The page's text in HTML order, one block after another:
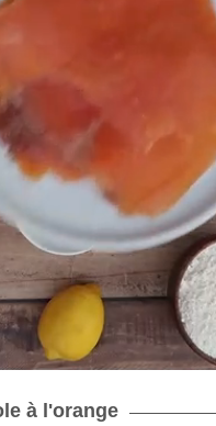
à l'orange